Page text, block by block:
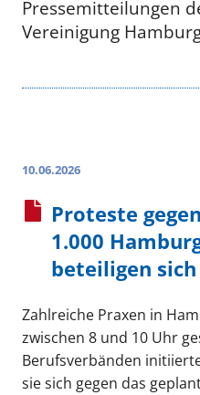
Pressemitteilungen
Vereinigung
10.06.2026
Proteste
1.000
beteiligen sich
Zahlreiche Praxen in
zwischen 8 und 10 Uhr
Berufsverbänden
sie sich gegen das